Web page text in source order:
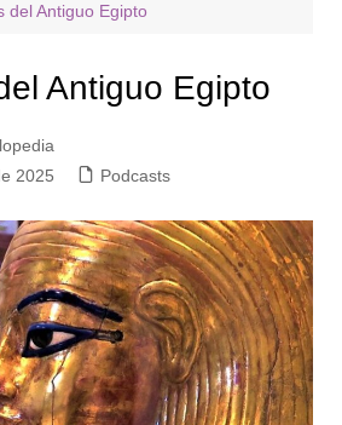
del Antiguo Egipto
Antiguo Egipto
2025
Podcasts